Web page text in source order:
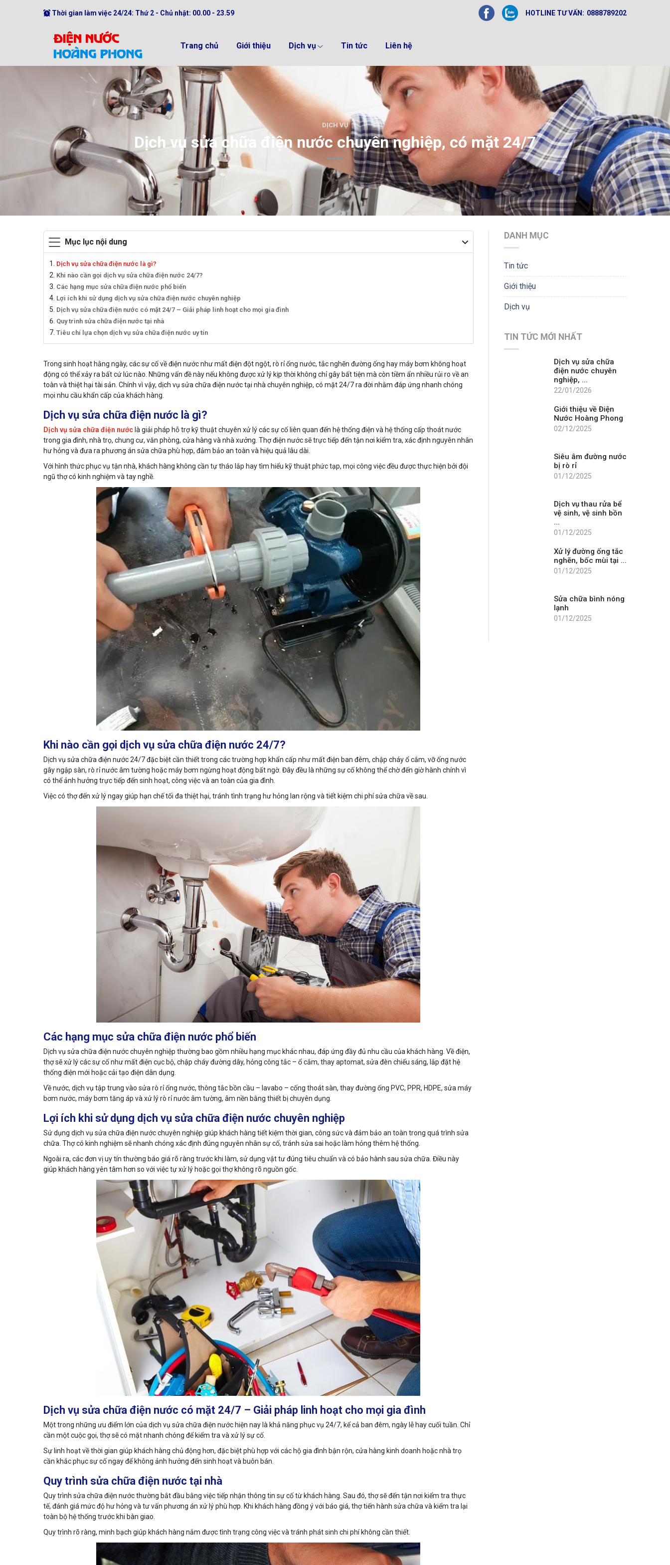
Thời gian làm việc 24/24: Thứ 2 - Chủ nhật: 00.00 - 23.59 HOTLINE TƯ VẤN: 0888789202
Trang chủ Giới thiệu Dịch vụ Tin tức Liên hệ
DỊCH VỤ
Dịch vụ sửa chữa điện nước chuyên nghiệp, có mặt 24/7
Mục lục nội dung
Dịch vụ sửa chữa điện nước là gì?
Khi nào cần gọi dịch vụ sửa chữa điện nước 24/7?
Các hạng mục sửa chữa điện nước phổ biến
Lợi ích khi sử dụng dịch vụ sửa chữa điện nước chuyên nghiệp
Dịch vụ sửa chữa điện nước có mặt 24/7 – Giải pháp linh hoạt cho mọi gia đình
Quy trình sửa chữa điện nước tại nhà
Tiêu chí lựa chọn dịch vụ sửa chữa điện nước uy tín
Trong sinh hoạt hằng ngày, các sự cố về điện nước như mất điện đột ngột, rò rỉ ống nước, tắc nghẽn đường ống hay máy bơm không hoạt
động có thể xảy ra bất cứ lúc nào. Những vấn đề này nếu không được xử lý kịp thời không chỉ gây bất tiện mà còn tiềm ẩn nhiều rủi ro về an
toàn và thiệt hại tài sản. Chính vì vậy, dịch vụ sửa chữa điện nước tại nhà chuyên nghiệp, có mặt 24/7 ra đời nhằm đáp ứng nhanh chóng
mọi nhu cầu khẩn cấp của khách hàng.
Dịch vụ sửa chữa điện nước là gì?
Dịch vụ sửa chữa điện nước là giải pháp hỗ trợ kỹ thuật chuyên xử lý các sự cố liên quan đến hệ thống điện và hệ thống cấp thoát nước
trong gia đình, nhà trọ, chung cư, văn phòng, cửa hàng và nhà xưởng. Thợ điện nước sẽ trực tiếp đến tận nơi kiểm tra, xác định nguyên nhân
hư hỏng và đưa ra phương án sửa chữa phù hợp, đảm bảo an toàn và hiệu quả lâu dài.
Với hình thức phục vụ tận nhà, khách hàng không cần tự tháo lắp hay tìm hiểu kỹ thuật phức tạp, mọi công việc đều được thực hiện bởi đội
ngũ thợ có kinh nghiệm và tay nghề.
Khi nào cần gọi dịch vụ sửa chữa điện nước 24/7?
Dịch vụ sửa chữa điện nước 24/7 đặc biệt cần thiết trong các trường hợp khẩn cấp như mất điện ban đêm, chập cháy ổ cắm, vỡ ống nước
gây ngập sàn, rò rỉ nước âm tường hoặc máy bơm ngừng hoạt động bất ngờ. Đây đều là những sự cố không thể chờ đến giờ hành chính vì
có thể ảnh hưởng trực tiếp đến sinh hoạt, công việc và an toàn của gia đình.
Việc có thợ đến xử lý ngay giúp hạn chế tối đa thiệt hại, tránh tình trạng hư hỏng lan rộng và tiết kiệm chi phí sửa chữa về sau.
Các hạng mục sửa chữa điện nước phổ biến
Dịch vụ sửa chữa điện nước chuyên nghiệp thường bao gồm nhiều hạng mục khác nhau, đáp ứng đầy đủ nhu cầu của khách hàng. Về điện,
thợ sẽ xử lý các sự cố như mất điện cục bộ, chập cháy đường dây, hỏng công tắc – ổ cắm, thay aptomat, sửa đèn chiếu sáng, lắp đặt hệ
thống điện mới hoặc cải tạo điện dân dụng.
Về nước, dịch vụ tập trung vào sửa rò rỉ ống nước, thông tắc bồn cầu – lavabo – cống thoát sàn, thay đường ống PVC, PPR, HDPE, sửa máy
bơm nước, máy bơm tăng áp và xử lý rò rỉ nước âm tường, âm nền bằng thiết bị chuyên dụng.
Lợi ích khi sử dụng dịch vụ sửa chữa điện nước chuyên nghiệp
Sử dụng dịch vụ sửa chữa điện nước chuyên nghiệp giúp khách hàng tiết kiệm thời gian, công sức và đảm bảo an toàn trong quá trình sửa
chữa. Thợ có kinh nghiệm sẽ nhanh chóng xác định đúng nguyên nhân sự cố, tránh sửa sai hoặc làm hỏng thêm hệ thống.
Ngoài ra, các đơn vị uy tín thường báo giá rõ ràng trước khi làm, sử dụng vật tư đúng tiêu chuẩn và có bảo hành sau sửa chữa. Điều này
giúp khách hàng yên tâm hơn so với việc tự xử lý hoặc gọi thợ không rõ nguồn gốc.
Dịch vụ sửa chữa điện nước có mặt 24/7 – Giải pháp linh hoạt cho mọi gia đình
Một trong những ưu điểm lớn của dịch vụ sửa chữa điện nước hiện nay là khả năng phục vụ 24/7, kể cả ban đêm, ngày lễ hay cuối tuần. Chỉ
cần một cuộc gọi, thợ sẽ có mặt nhanh chóng để kiểm tra và xử lý sự cố.
Sự linh hoạt về thời gian giúp khách hàng chủ động hơn, đặc biệt phù hợp với các hộ gia đình bận rộn, cửa hàng kinh doanh hoặc nhà trọ
cần khắc phục sự cố ngay để không ảnh hưởng đến sinh hoạt và buôn bán.
Quy trình sửa chữa điện nước tại nhà
Quy trình sửa chữa điện nước thường bắt đầu bằng việc tiếp nhận thông tin sự cố từ khách hàng. Sau đó, thợ sẽ đến tận nơi kiểm tra thực
tế, đánh giá mức độ hư hỏng và tư vấn phương án xử lý phù hợp. Khi khách hàng đồng ý với báo giá, thợ tiến hành sửa chữa và kiểm tra lại
toàn bộ hệ thống trước khi bàn giao.
Quy trình rõ ràng, minh bạch giúp khách hàng nắm được tình trạng công việc và tránh phát sinh chi phí không cần thiết.
DANH MỤC
Tin tức
Giới thiệu
Dịch vụ
TIN TỨC MỚI NHẤT
Dịch vụ sửa chữa
điện nước chuyên
nghiệp, ...
22/01/2026
Giới thiệu về Điện
Nước Hoàng Phong
02/12/2025
Siêu âm đường nước
bị rò rỉ
01/12/2025
Dịch vụ thau rửa bể
vệ sinh, vệ sinh bồn
...
01/12/2025
Xử lý đường ống tắc
nghẽn, bốc mùi tại ...
01/12/2025
Sửa chữa bình nóng
lạnh
01/12/2025